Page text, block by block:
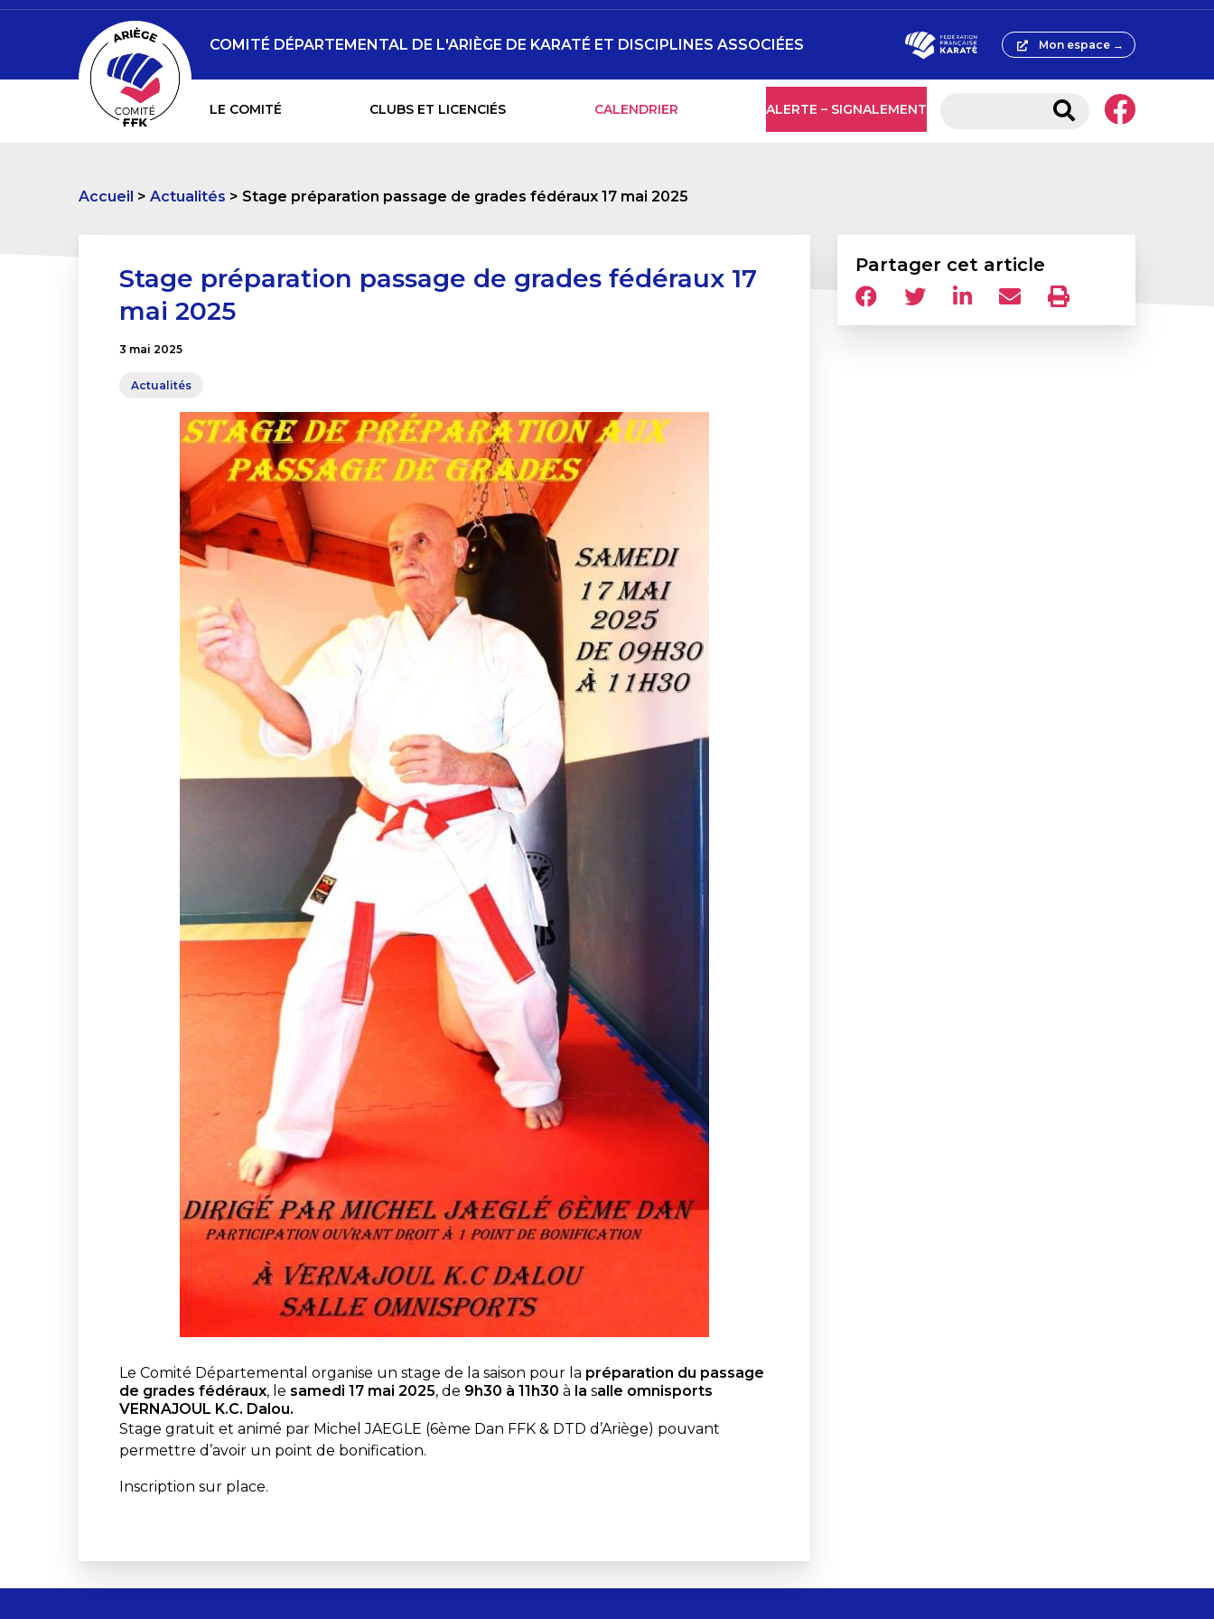
LE COMITÉ CLUBS ET LICENCIÉS CALENDRIER ALERTE – SIGNALEMENT
COMITÉ DÉPARTEMENTAL DE L'ARIÈGE DE KARATÉ ET DISCIPLINES ASSOCIÉES Mon espace →
Accueil Actualités Stage préparation passage de grades fédéraux 17 mai 2025
Stage préparation passage de grades fédéraux 17
mai 2025
3 mai 2025
Actualités
Le Comité Départemental organise un stage de la saison pour la préparation du passage
de grades fédéraux, le samedi 17 mai 2025, de 9h30 à 11h30 à la salle omnisports
VERNAJOUL K.C. Dalou.
Stage gratuit et animé par Michel JAEGLE (6ème Dan FFK & DTD d’Ariège) pouvant
permettre d’avoir un point de bonification.
Inscription sur place.
Partager cet article